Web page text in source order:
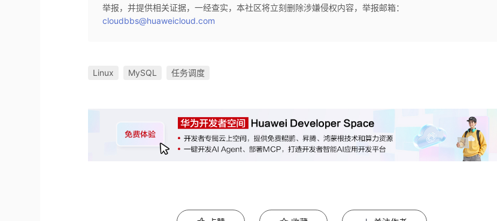
举报，并提供相关证据，一经查实，本社区将立刻删除涉嫌侵权内容，举报邮箱：
cloudbbs@huaweicloud.com
Linux MySQL 任务调度